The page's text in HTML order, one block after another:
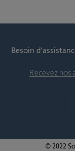
Besoin
Recevez nos
© 2022